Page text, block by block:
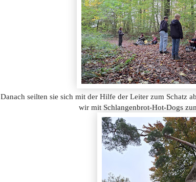
Danach seilten sie sich mit der Hilfe der Leiter zum Schatz
wir mit Schlangenbrot-Hot-Dogs